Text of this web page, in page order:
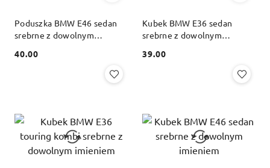
Poduszka BMW E46 sedan
srebrne z dowolnym
Cena:
40.00
Kubek BMW E36 sedan
srebrne z dowolnym
Cena:
39.00